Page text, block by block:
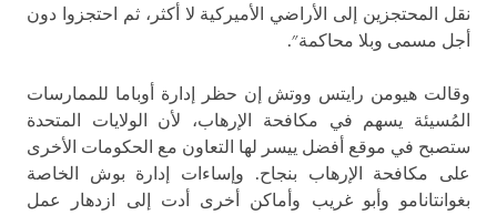
نقل المحتجزين إلى الأراضي الأميركية لا أكثر، ثم احتجزوا دون
أجل مسمى وبلا محاكمة".
وقالت هيومن رايتس ووتش إن حظر إدارة أوباما للممارسات
المُسيئة يسهم في مكافحة الإرهاب، لأن الولايات المتحدة
ستصبح في موقع أفضل ييسر لها التعاون مع الحكومات الأخرى
على مكافحة الإرهاب بنجاح. وإساءات إدارة بوش الخاصة
بغوانتانامو وأبو غريب وأماكن أخرى أدت إلى ازدهار عمل